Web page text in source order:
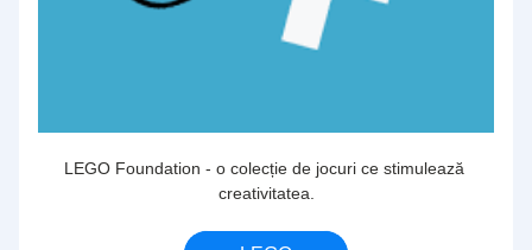
LEGO Foundation - o colecție de jocuri ce stimulează
creativitatea.